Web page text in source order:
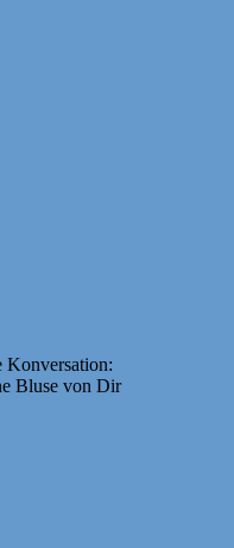
Konversation:
Bluse von Dir